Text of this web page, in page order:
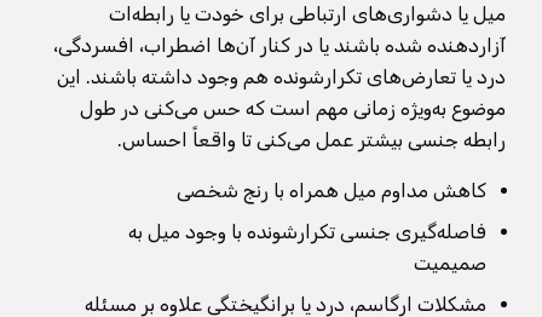
میل یا دشواری‌های ارتباطی برای خودت یا رابطه‌ات
آزاردهنده شده باشند یا در کنار آن‌ها اضطراب، افسردگی،
درد یا تعارض‌های تکرارشونده هم وجود داشته باشند. این
موضوع به‌ویژه زمانی مهم است که حس می‌کنی در طول
رابطه جنسی بیشتر عمل می‌کنی تا واقعاً احساس.
کاهش مداوم میل همراه با رنج شخصی
فاصله‌گیری جنسی تکرارشونده با وجود میل به
صمیمیت
مشکلات ارگاسم، درد یا برانگیختگی علاوه بر مسئله